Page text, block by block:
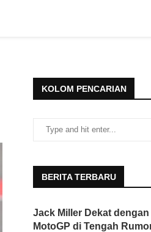
KOLOM PENCARIAN
BERITA TERBARU
Jack Miller Dekat
MotoGP di Tengah